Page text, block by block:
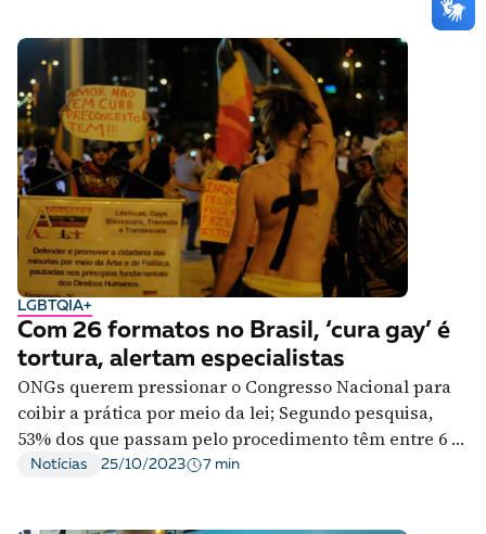
LGBTQIA+
Com 26 formatos no Brasil, ‘cura gay’ é
tortura, alertam especialistas
ONGs querem pressionar o Congresso Nacional para
coibir a prática por meio da lei; Segundo pesquisa,
53% dos que passam pelo procedimento têm entre 6 e
17 anos.
Notícias 25/10/2023 7 min